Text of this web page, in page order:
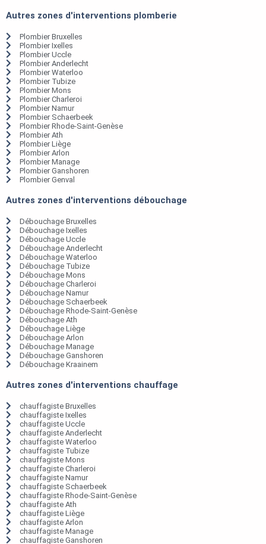
Autres zones d'interventions plomberie
Plombier Bruxelles
Plombier Ixelles
Plombier Uccle
Plombier Anderlecht
Plombier Waterloo
Plombier Tubize
Plombier Mons
Plombier Charleroi
Plombier Namur
Plombier Schaerbeek
Plombier Rhode-Saint-Genèse
Plombier Ath
Plombier Liège
Plombier Arlon
Plombier Manage
Plombier Ganshoren
Plombier Genval
Autres zones d'interventions débouchage
Débouchage Bruxelles
Débouchage Ixelles
Débouchage Uccle
Débouchage Anderlecht
Débouchage Waterloo
Débouchage Tubize
Débouchage Mons
Débouchage Charleroi
Débouchage Namur
Débouchage Schaerbeek
Débouchage Rhode-Saint-Genèse
Débouchage Ath
Débouchage Liège
Débouchage Arlon
Débouchage Manage
Débouchage Ganshoren
Débouchage Kraainem
Autres zones d'interventions chauffage
chauffagiste Bruxelles
chauffagiste Ixelles
chauffagiste Uccle
chauffagiste Anderlecht
chauffagiste Waterloo
chauffagiste Tubize
chauffagiste Mons
chauffagiste Charleroi
chauffagiste Namur
chauffagiste Schaerbeek
chauffagiste Rhode-Saint-Genèse
chauffagiste Ath
chauffagiste Liège
chauffagiste Arlon
chauffagiste Manage
chauffagiste Ganshoren